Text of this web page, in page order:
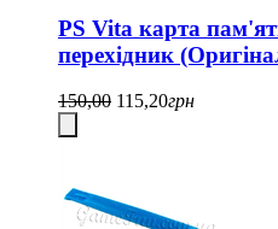
PS Vita карта
перехідник
150,00 115,20грн